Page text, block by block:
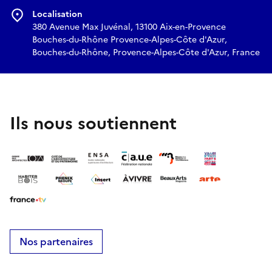
Localisation
380 Avenue Max Juvénal, 13100 Aix-en-Provence
Bouches-du-Rhône Provence-Alpes-Côte d'Azur,
Bouches-du-Rhône, Provence-Alpes-Côte d'Azur, France
Ils nous soutiennent
Nos partenaires